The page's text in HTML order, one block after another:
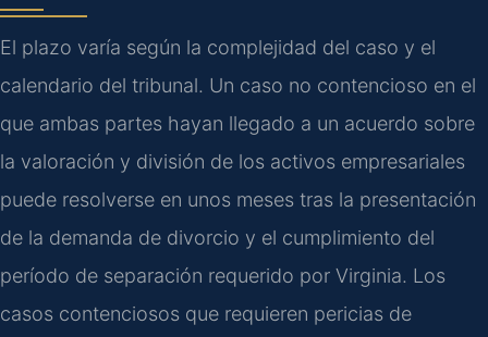
El plazo varía según la complejidad del caso y el
calendario del tribunal. Un caso no contencioso en el
que ambas partes hayan llegado a un acuerdo sobre
la valoración y división de los activos empresariales
puede resolverse en unos meses tras la presentación
de la demanda de divorcio y el cumplimiento del
período de separación requerido por Virginia. Los
casos contenciosos que requieren pericias de